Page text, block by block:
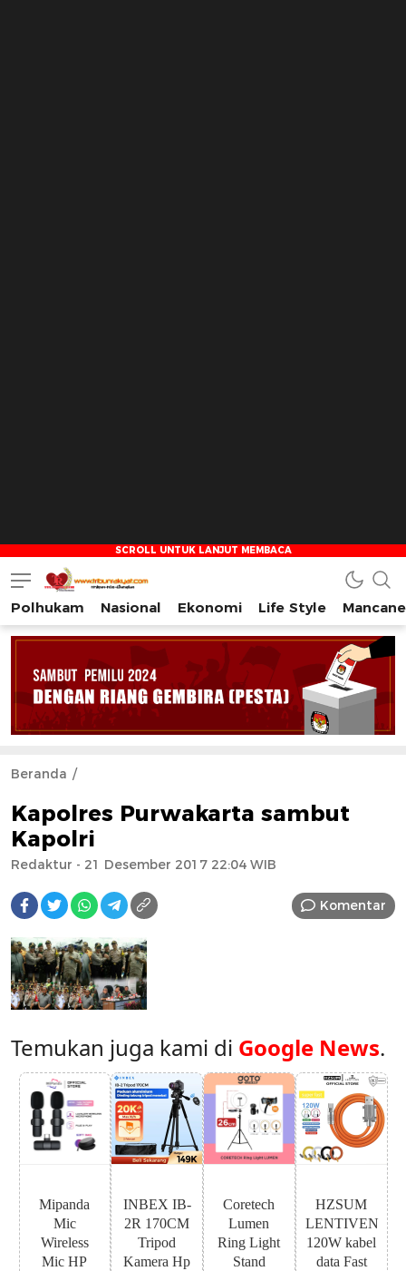
Tribun Rakyat
Tulus – Terdepan – Diharapkan
Polhukam Nasional Ekonomi Life Style
Beranda
Kapolres Purwakarta sambut
Kapolri
Redaktur - 21 Desember 2017 22:04 WIB
Komentar
Temukan juga kami di Google News.
Mipanda
Mic
Wireless
Mic HP
INBEX IB-
2R 170CM
Tripod
Kamera Hp
Coretech
Lumen
Ring Light
Stand
HZSUM
LENTIVEN
120W kabel
data Fast